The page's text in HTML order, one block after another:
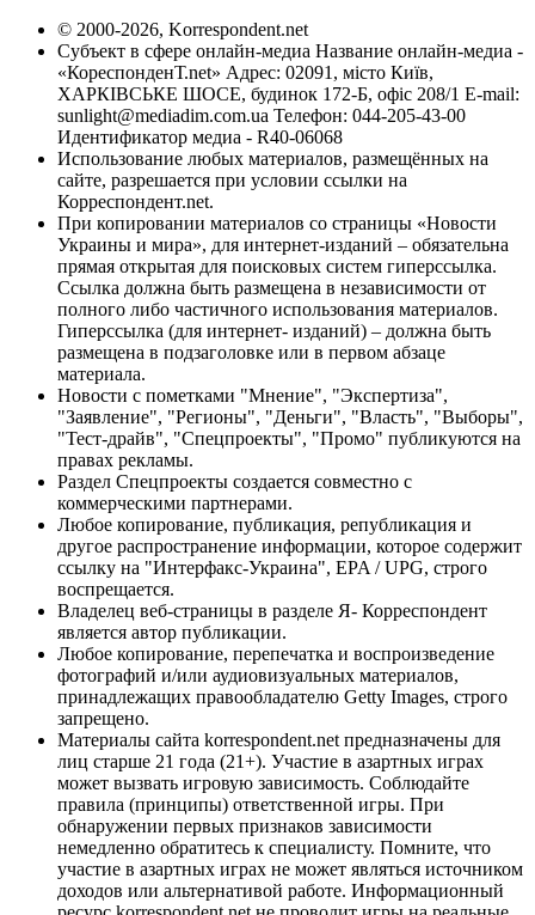
© 2000-2026, Korrespondent.net
Субъект в сфере онлайн-медиа Название онлайн-медиа -
«КореспонденТ.net» Адрес: 02091, місто Київ,
ХАРКІВСЬКЕ ШОСЕ, будинок 172-Б, офіс 208/1 E-mail:
sunlight@mediadim.com.ua Телефон: 044-205-43-00
Идентификатор медиа - R40-06068
Использование любых материалов, размещённых на
сайте, разрешается при условии ссылки на
Корреспондент.net.
При копировании материалов со страницы «Новости
Украины и мира», для интернет-изданий – обязательна
прямая открытая для поисковых систем гиперссылка.
Ссылка должна быть размещена в независимости от
полного либо частичного использования материалов.
Гиперссылка (для интернет- изданий) – должна быть
размещена в подзаголовке или в первом абзаце
материала.
Новости с пометками "Мнение", "Экспертиза",
"Заявление", "Регионы", "Деньги", "Власть", "Выборы",
"Тест-драйв", "Спецпроекты", "Промо" публикуются на
правах рекламы.
Раздел Спецпроекты создается совместно с
коммерческими партнерами.
Любое копирование, публикация, републикация и
другое распространение информации, которое содержит
ссылку на "Интерфакс-Украина", EPA / UPG, строго
воспрещается.
Владелец веб-страницы в разделе Я- Корреспондент
является автор публикации.
Любое копирование, перепечатка и воспроизведение
фотографий и/или аудиовизуальных материалов,
принадлежащих правообладателю Getty Images, строго
запрещено.
Материалы сайта korrespondent.net предназначены для
лиц старше 21 года (21+). Участие в азартных играх
может вызвать игровую зависимость. Соблюдайте
правила (принципы) ответственной игры. При
обнаружении первых признаков зависимости
немедленно обратитесь к специалисту. Помните, что
участие в азартных играх не может являться источником
доходов или альтернативой работе. Информационный